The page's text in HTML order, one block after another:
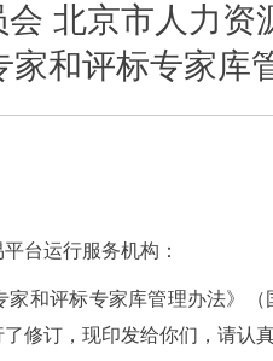
北京市人力资
家和评标专家库
台运行服务机构：
家和评标专家库管理办法》
修订，现印发给你们，请认真